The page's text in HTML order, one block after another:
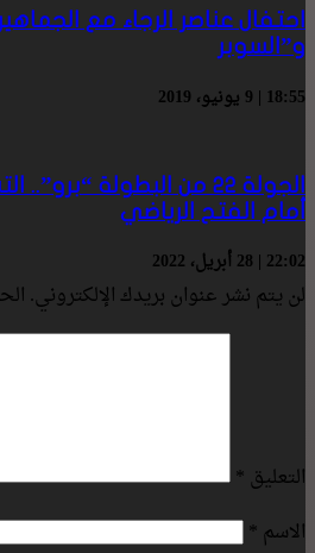
احتفال عناصر الرجاء مع
و”السوبر
18:55 | 9 يونيو، 2019
الجولة 22 من البطولة
أمام الفتح الرياضي
22:02 | 28 أبريل، 2022
لن يتم نشر عنوان بريدك الإلكتروني.
التعليق *
الاسم *